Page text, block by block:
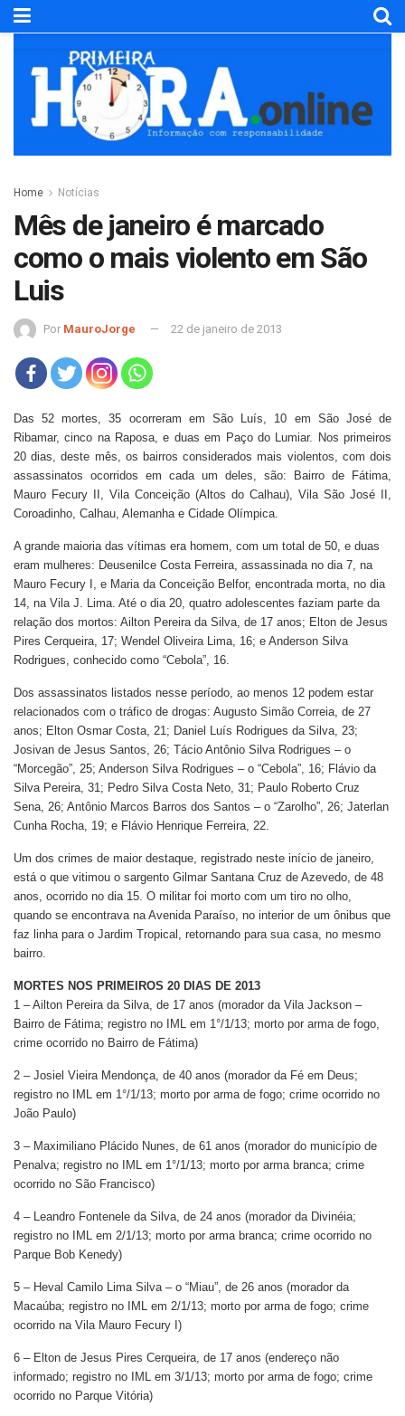
Home Notícias
Mês de janeiro é marcado
como o mais violento em São
Luis
Por MauroJorge 22 de janeiro de 2013
Das 52 mortes, 35 ocorreram em São Luís, 10 em São José de
Ribamar, cinco na Raposa, e duas em Paço do Lumiar. Nos primeiros
20 dias, deste mês, os bairros considerados mais violentos, com dois
assassinatos ocorridos em cada um deles, são: Bairro de Fátima,
Mauro Fecury II, Vila Conceição (Altos do Calhau), Vila São José II,
Coroadinho, Calhau, Alemanha e Cidade Olímpica.
A grande maioria das vítimas era homem, com um total de 50, e duas
eram mulheres: Deusenilce Costa Ferreira, assassinada no dia 7, na
Mauro Fecury I, e Maria da Conceição Belfor, encontrada morta, no dia
14, na Vila J. Lima. Até o dia 20, quatro adolescentes faziam parte da
relação dos mortos: Ailton Pereira da Silva, de 17 anos; Elton de Jesus
Pires Cerqueira, 17; Wendel Oliveira Lima, 16; e Anderson Silva
Rodrigues, conhecido como “Cebola”, 16.
Dos assassinatos listados nesse período, ao menos 12 podem estar
relacionados com o tráfico de drogas: Augusto Simão Correia, de 27
anos; Elton Osmar Costa, 21; Daniel Luís Rodrigues da Silva, 23;
Josivan de Jesus Santos, 26; Tácio Antônio Silva Rodrigues – o
“Morcegão”, 25; Anderson Silva Rodrigues – o “Cebola”, 16; Flávio da
Silva Pereira, 31; Pedro Silva Costa Neto, 31; Paulo Roberto Cruz
Sena, 26; Antônio Marcos Barros dos Santos – o “Zarolho”, 26; Jaterlan
Cunha Rocha, 19; e Flávio Henrique Ferreira, 22.
Um dos crimes de maior destaque, registrado neste início de janeiro,
está o que vitimou o sargento Gilmar Santana Cruz de Azevedo, de 48
anos, ocorrido no dia 15. O militar foi morto com um tiro no olho,
quando se encontrava na Avenida Paraíso, no interior de um ônibus que
faz linha para o Jardim Tropical, retornando para sua casa, no mesmo
bairro.
MORTES NOS PRIMEIROS 20 DIAS DE 2013
1 – Ailton Pereira da Silva, de 17 anos (morador da Vila Jackson –
Bairro de Fátima; registro no IML em 1°/1/13; morto por arma de fogo,
crime ocorrido no Bairro de Fátima)
2 – Josiel Vieira Mendonça, de 40 anos (morador da Fé em Deus;
registro no IML em 1°/1/13; morto por arma de fogo; crime ocorrido no
João Paulo)
3 – Maximiliano Plácido Nunes, de 61 anos (morador do município de
Penalva; registro no IML em 1°/1/13; morto por arma branca; crime
ocorrido no São Francisco)
4 – Leandro Fontenele da Silva, de 24 anos (morador da Divinéia;
registro no IML em 2/1/13; morto por arma branca; crime ocorrido no
Parque Bob Kenedy)
5 – Heval Camilo Lima Silva – o “Miau”, de 26 anos (morador da
Macaúba; registro no IML em 2/1/13; morto por arma de fogo; crime
ocorrido na Vila Mauro Fecury I)
6 – Elton de Jesus Pires Cerqueira, de 17 anos (endereço não
informado; registro no IML em 3/1/13; morto por arma de fogo; crime
ocorrido no Parque Vitória)